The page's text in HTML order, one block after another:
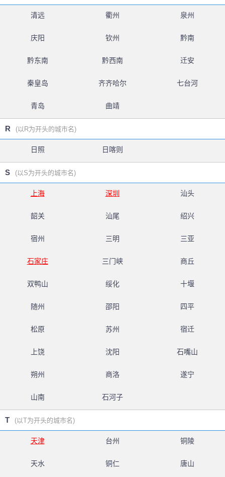
清远 衢州 泉州
庆阳 钦州 黔南
黔东南 黔西南 迁安
秦皇岛 齐齐哈尔 七台河
青岛 曲靖
R (以R为开头的城市名)
日照 日喀则
S (以S为开头的城市名)
上海 深圳 汕头
韶关 汕尾 绍兴
宿州 三明 三亚
石家庄 三门峡 商丘
双鸭山 绥化 十堰
随州 邵阳 四平
松原 苏州 宿迁
上饶 沈阳 石嘴山
朔州 商洛 遂宁
山南 石河子
T (以T为开头的城市名)
天津 台州 铜陵
天水 铜仁 唐山